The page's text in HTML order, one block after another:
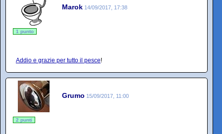
Marok 14/09/2017, 17:38
1 punto
Addio e grazie per tutto il pesce!
Grumo 15/09/2017, 11:00
2 punti